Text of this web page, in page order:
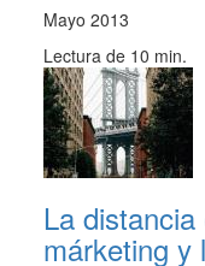
Mayo 2013
Lectura de 10 min.
La
márketing y